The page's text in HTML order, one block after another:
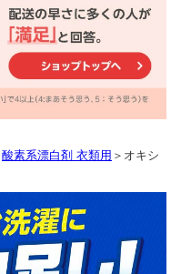
酸素系漂白剤 衣類用 ＞オキシ